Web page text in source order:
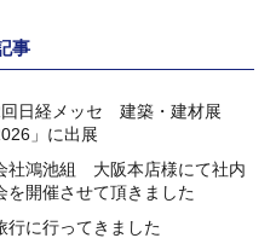
事
回日経メッセ 建築・建材展
」に出展
社鴻池組 大阪本店様にて社内
を開催させて頂きました
行に行ってきました